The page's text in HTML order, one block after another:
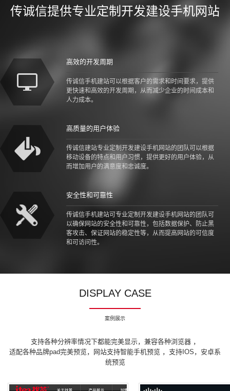
传诚信提供专业定制开发建设手机网站
高效的开发周期
传诚信手机建站可以根据客户的需求和时间要求，提供
更快速和高效的开发周期，从而减少企业的时间成本和
人力成本。
高质量的用户体验
传诚信建站专业定制开发建设手机网站的团队可以根据
移动设备的特点和用户习惯，提供更好的用户体验，从
而增加用户的满意度和忠诚度。
安全性和可靠性
传诚信手机建站可专业定制开发建设手机网站的团队可
以确保网站的安全性和可靠性，包括数据保护、防止黑
客攻击、保证网站的稳定性等，从而提高网站的可信度
和可访问性。
DISPLAY CASE
案例展示
支持各种分辨率情况下都能完美显示，兼容各种浏览器 ，
适配各种品牌pad完美预览，网站支持智能手机预览 ，支持IOS，安卓系
统预览